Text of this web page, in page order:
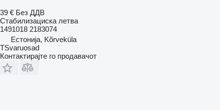
39 € Без ДДВ
Стабилизациска летва
1491018 2183074
Естонија, Kõrveküla
TSvaruosad
Контактирајте го продавачот